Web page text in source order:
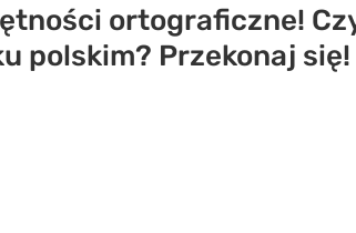
ortograficzne!
polskim? Przekonaj się!